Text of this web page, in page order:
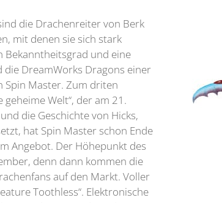
die Drachenreiter von Berk
mit denen sie sich stark
und eine
die DreamWorks Dragons einer
Spin Master. Zum driten
Welt“, der am 21.
die Geschichte von Hicks,
hat Spin Master schon Ende
Angebot. Der Höhepunkt des
denn dann kommen die
auf den Markt. Voller
Toothless“. Elektronische